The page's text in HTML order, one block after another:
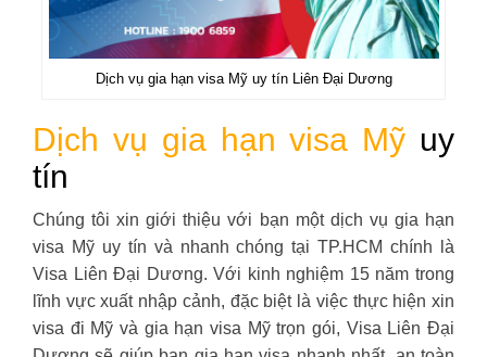
Dịch vụ gia hạn visa Mỹ uy tín Liên Đại Dương
Dịch vụ gia hạn visa Mỹ uy
tín
Chúng tôi xin giới thiệu với bạn một dịch vụ gia hạn
visa Mỹ uy tín và nhanh chóng tại TP.HCM chính là
Visa Liên Đại Dương. Với kinh nghiệm 15 năm trong
lĩnh vực xuất nhập cảnh, đặc biệt là việc thực hiện xin
visa đi Mỹ và gia hạn visa Mỹ trọn gói, Visa Liên Đại